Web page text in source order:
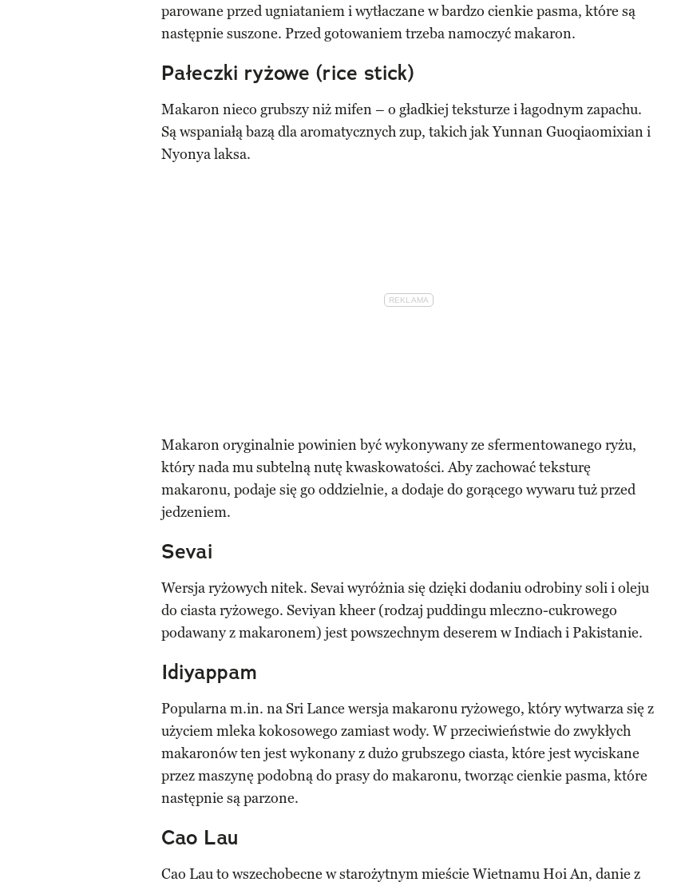
parowane przed ugniataniem i wytłaczane w bardzo cienkie pasma, które są
następnie suszone. Przed gotowaniem trzeba namoczyć makaron.
Pałeczki ryżowe (rice stick)
Makaron nieco grubszy niż mifen – o gładkiej teksturze i łagodnym zapachu.
Są wspaniałą bazą dla aromatycznych zup, takich jak Yunnan Guoqiaomixian i
Nyonya laksa.
Makaron oryginalnie powinien być wykonywany ze sfermentowanego ryżu,
który nada mu subtelną nutę kwaskowatości. Aby zachować teksturę
makaronu, podaje się go oddzielnie, a dodaje do gorącego wywaru tuż przed
jedzeniem.
Sevai
Wersja ryżowych nitek. Sevai wyróżnia się dzięki dodaniu odrobiny soli i oleju
do ciasta ryżowego. Seviyan kheer (rodzaj puddingu mleczno-cukrowego
podawany z makaronem) jest powszechnym deserem w Indiach i Pakistanie.
Idiyappam
Popularna m.in. na Sri Lance wersja makaronu ryżowego, który wytwarza się z
użyciem mleka kokosowego zamiast wody. W przeciwieństwie do zwykłych
makaronów ten jest wykonany z dużo grubszego ciasta, które jest wyciskane
przez maszynę podobną do prasy do makaronu, tworząc cienkie pasma, które
następnie są parzone.
Cao Lau
Cao Lau to wszechobecne w starożytnym mieście Wietnamu Hoi An, danie z